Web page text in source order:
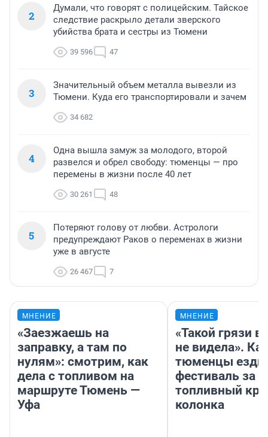
2
Думали, что говорят с полицейским. Тайское
следствие раскрыло детали зверского
убийства брата и сестры из Тюмени
39 596 47
3
Значительный объем металла вывезли из
Тюмени. Куда его транспортировали и зачем
34 682
4
Одна вышла замуж за молодого, второй
развелся и обрел свободу: тюменцы — про
перемены в жизни после 40 лет
30 261 48
5
Потеряют голову от любви. Астрологи
предупреждают Раков о переменах в жизни
уже в августе
26 467 7
МНЕНИЕ
«Заезжаешь на
заправку, а там по
нулям»: смотрим, как
дела с топливом на
маршруте Тюмень —
Уфа
МНЕНИЕ
«Такой грязи
не видела».
тюменцы
фестиваль за
топливный
колонка